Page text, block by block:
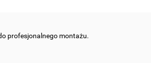
profesjonalnego montażu.